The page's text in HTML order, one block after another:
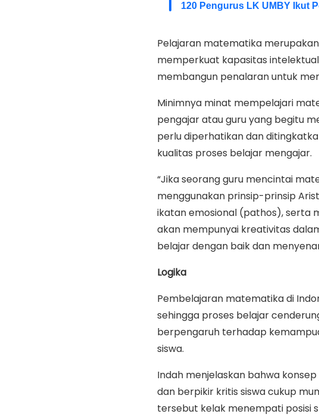
120 Pengurus LK UMBY Ikut
Pelajaran matematika
memperkuat kapasitas
membangun penalaran untuk
Minimnya minat mempelajari
pengajar atau guru yang begitu
perlu diperhatikan dan
kualitas proses belajar mengajar.
“Jika seorang guru mencintai
menggunakan prinsip-prinsip
ikatan emosional (pathos), serta
akan mempunyai kreativitas
belajar dengan baik dan
Logika
Pembelajaran matematika di
sehingga proses belajar
berpengaruh terhadap
siswa.
Indah menjelaskan bahwa
dan berpikir kritis siswa cukup
tersebut kelak menempati posisi